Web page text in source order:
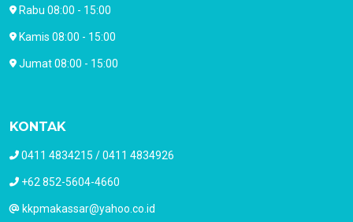
Rabu 08:00 - 15:00
Kamis 08:00 - 15:00
Jumat 08:00 - 15:00
KONTAK
0411 4834215 / 0411 4834926
+62 852-5604-4660
kkpmakassar@yahoo.co.id